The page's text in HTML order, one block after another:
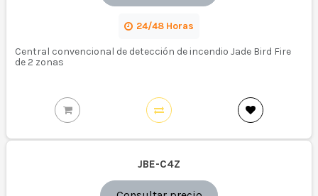
24/48 Horas
Central convencional de detección de incendio Jade Bird Fire
de 2 zonas
JBE-C4Z